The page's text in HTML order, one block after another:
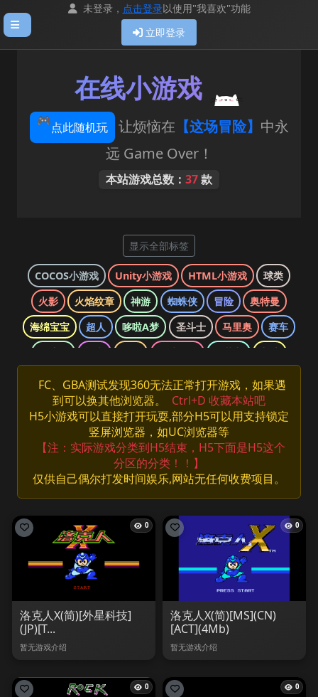
未登录， 点击登录以使用"我喜欢"功能
立即登录
在线小游戏
🎮点此随机玩 让烦恼在 【这场冒险】 中永
远 Game Over！
本站游戏总数： 37款
显示全部标签
COCOS小游戏 Unity小游戏 HTML小游戏
球类
火影
火焰纹章 神游 蜘蛛侠 冒险
奥特曼
海绵宝宝
超人 哆啦A梦 圣斗士 马里奥
赛车
口袋妖怪
侠盗猎车 光明之魂 哈利波特
忍者神龟
快打旋风
拳皇 数码宝贝 最终幻想
洛克人
海贼王
游戏王
FC、GBA测试发现360无法正常打开游戏，如果遇
到可以换其他浏览器。
Ctrl+D 收藏本站吧
H5小游戏可以直接打开玩耍,部分H5可以用支持锁定
竖屏浏览器，如UC浏览器等
【注：实际游戏分类到H5结束，H5下面是H5这个
分区的分类！！】
仅供自己偶尔打发时间娱乐,网站无任何收费项目。
0
洛克人X(简)[外星科技]
(JP)[T...
暂无游戏介绍
0
洛克人X(简)[MS](CN)
[ACT](4Mb)
暂无游戏介绍
0 0